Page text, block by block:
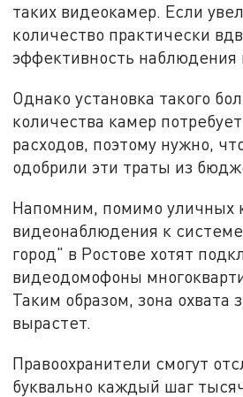
таких видеокамер. Если
количество практически
эффективность наблюдения
Однако установка такого
количества камер
расходов, поэтому нужно,
одобрили эти траты из
Напомним, помимо уличных
видеонаблюдения к
город" в Ростове хотят
видеодомофоны
Таким образом, зона охвата
вырастет.
Правоохранители смогут
буквально каждый шаг